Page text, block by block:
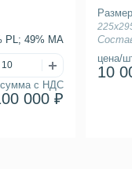
сумма с НДС
000 ₽
PL; 49% MA
цена/
10
Размер